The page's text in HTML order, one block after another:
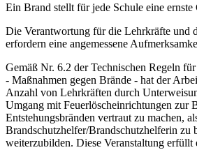
Ein Brand stellt für jede Schule eine ernste
Die Verantwortung für die Lehrkräfte und
erfordern eine angemessene
Gemäß Nr. 6.2 der Technischen Regeln
- Maßnahmen gegen Brände - hat der
Anzahl von Lehrkräften durch
Umgang mit Feuerlöscheinrichtungen zur
Entstehungsbränden vertraut zu machen,
Brandschutzhelfer/Brandschutzhelferin zu
weiterzubilden. Diese Veranstaltung